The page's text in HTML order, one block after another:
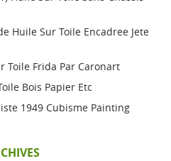
Huile Sur Toile Encadree Jete
Toile Frida Par Caronart
Bois Papier Etc
1949 Cubisme Painting